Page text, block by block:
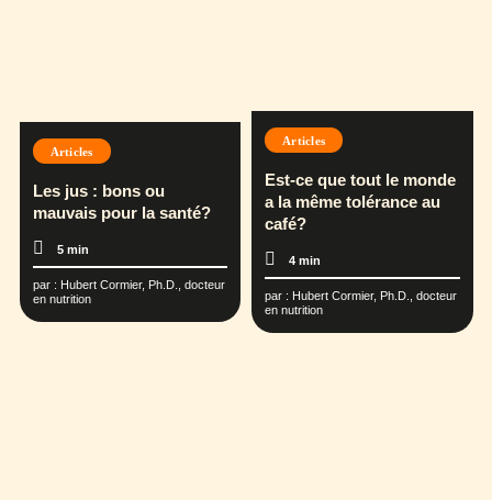
Articles
Les jus : bons ou
mauvais pour la santé?
5 min
par : Hubert Cormier, Ph.D., docteur
en nutrition
Articles
Est-ce que tout le monde
a la même tolérance au
café?
4 min
par : Hubert Cormier, Ph.D., docteur
en nutrition